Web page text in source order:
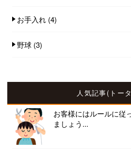
お手入れ (4)
野球 (3)
人気記事(トー
お客様にはルールに従
ましょう...